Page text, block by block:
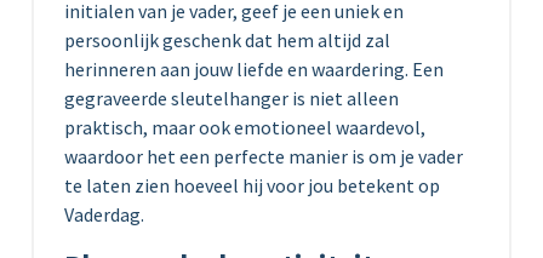
initialen van je vader, geef je een uniek en
persoonlijk geschenk dat hem altijd zal
herinneren aan jouw liefde en waardering. Een
gegraveerde sleutelhanger is niet alleen
praktisch, maar ook emotioneel waardevol,
waardoor het een perfecte manier is om je vader
te laten zien hoeveel hij voor jou betekent op
Vaderdag.